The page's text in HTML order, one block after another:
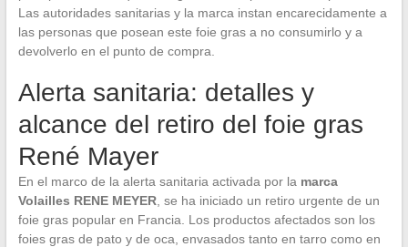
Las autoridades sanitarias y la marca instan encarecidamente a
las personas que posean este foie gras a no consumirlo y a
devolverlo en el punto de compra.
Alerta sanitaria: detalles y
alcance del retiro del foie gras
René Mayer
En el marco de la alerta sanitaria activada por la marca
Volailles RENE MEYER, se ha iniciado un retiro urgente de un
foie gras popular en Francia. Los productos afectados son los
foies gras de pato y de oca, envasados tanto en tarro como en